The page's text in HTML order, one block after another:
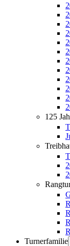
125
Turnerfamilie